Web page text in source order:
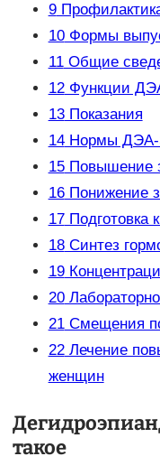
9
10Формы
11Общие
12Функции
13Показания
14Нормы ДЭА-
15Повышение
16Понижение
17Подготовка
18Синтез
19
20
21Смещения
22Лечение
женщин
такое